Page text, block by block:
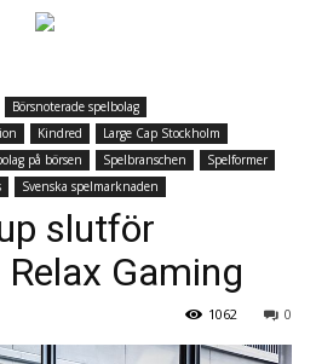
Börsnoterade spelbolag
Kindred
Large Cap Stockholm
på börsen Spelbranschen
Spelformer
Svenska spelmarknaden
slutför
Gaming
0
1062